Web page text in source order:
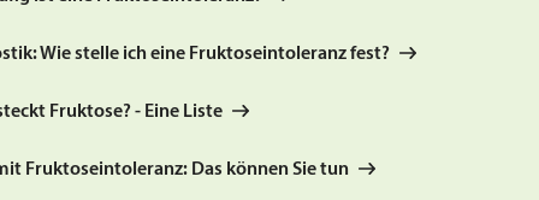
Wie stelle ich eine Fruktoseintoleranz fest?
Fruktose? - Eine Liste
Fruktoseintoleranz: Das können Sie tun